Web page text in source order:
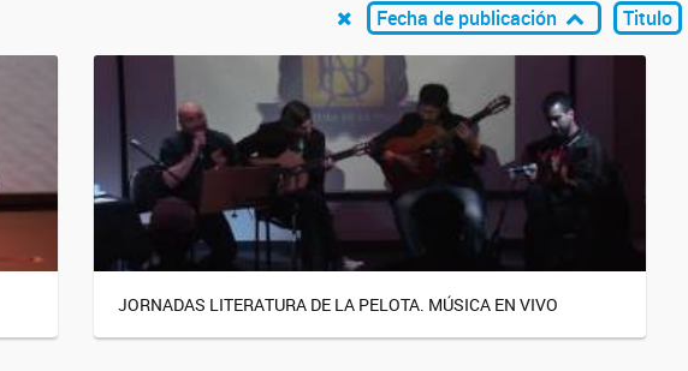
Fecha de publicación
Titulo
JORNADAS LITERATURA DE LA PELOTA. MÚSICA EN VIVO